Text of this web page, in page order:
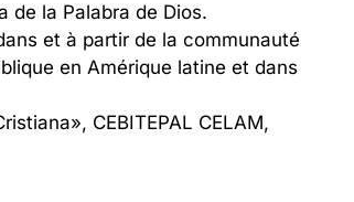
de la Palabra de Dios.
et à partir de la communauté
en Amérique latine et dans
СЕВІТЕРАL CELAM,